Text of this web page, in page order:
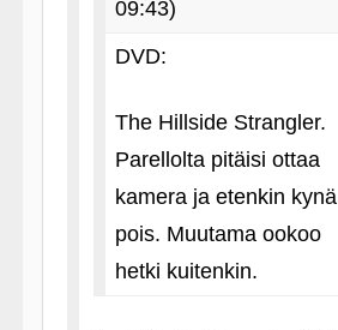
09:43)
DVD:
The Hillside Strangler.
Parellolta pitäisi ottaa
kamera ja etenkin kynä
pois. Muutama ookoo
hetki kuitenkin.